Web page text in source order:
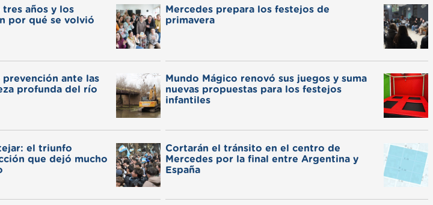
años y los
por qué se volvió
Mercedes prepara los festejos de
primavera
prevención ante las
profunda del río
Mundo Mágico renovó sus juegos y suma
nuevas propuestas para los festejos
infantiles
el triunfo
que dejó mucho
Cortarán el tránsito en el centro de
Mercedes por la final entre Argentina y
España